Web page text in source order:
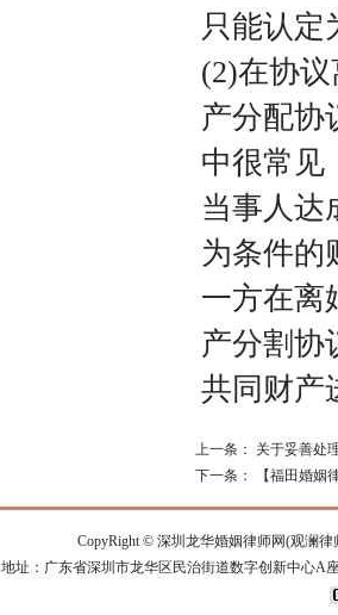
只能认定
(2)在协
产分配协
中很常见
当事人达
为条件的
一方在离
产分割协
共同财产
上一条：
关于妥善处
下一条：
【福田婚姻
CopyRight © 深圳龙华婚姻律师网(观澜律
地址：广东省深圳市龙华区民治街道数字创新中心